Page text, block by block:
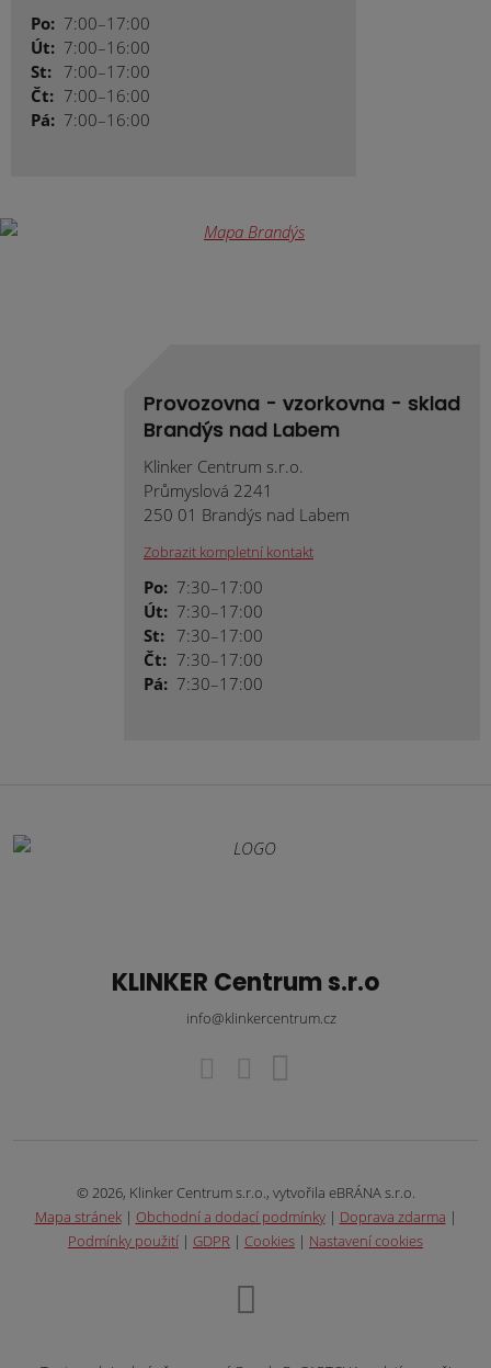
Po: 7:00–17:00
Út: 7:00–16:00
St: 7:00–17:00
Čt: 7:00–16:00
Pá: 7:00–16:00
Provozovna - vzorkovna - sklad
Brandýs nad Labem
Klinker Centrum s.r.o.
Průmyslová 2241
250 01 Brandýs nad Labem
Zobrazit kompletní kontakt
Po: 7:30–17:00
Út: 7:30–17:00
St: 7:30–17:00
Čt: 7:30–17:00
Pá: 7:30–17:00
KLINKER Centrum s.r.o
info@klinkercentrum.cz
© 2026, Klinker Centrum s.r.o., vytvořila eBRÁNA s.r.o.
Mapa stránek| Obchodní a dodací podmínky| Doprava zdarma |
Podmínky použití | GDPR | Cookies | Nastavení cookies